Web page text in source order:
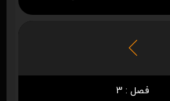
فصل : 3